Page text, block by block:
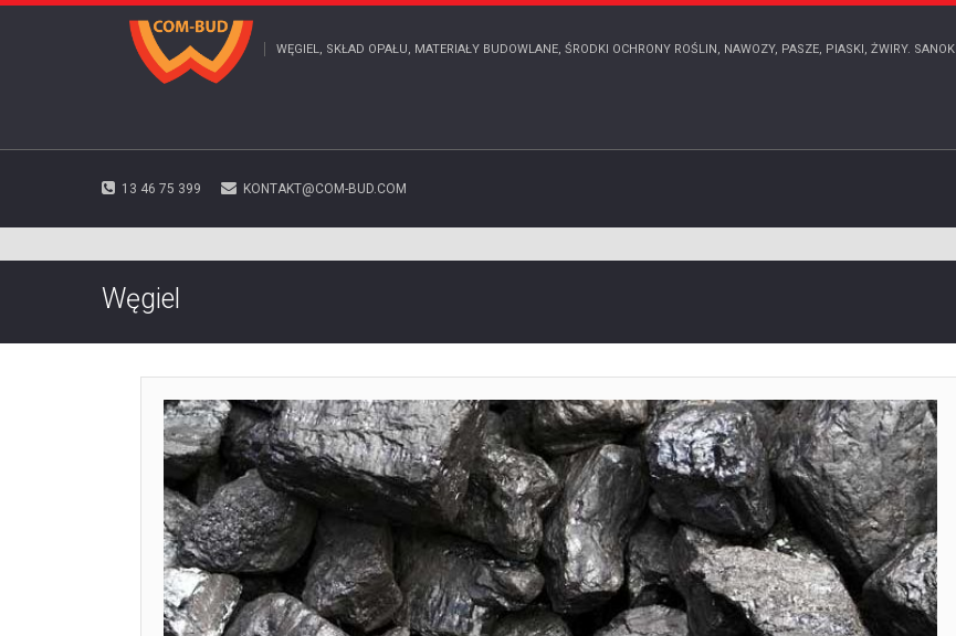
WĘGIEL, SKŁAD OPAŁU, MATERIAŁY BUDOWLANE, ŚRODKI OCHRONY ROŚLIN, NAWOZY, PASZE, PIASKI, ŻWIRY. SANOK
13 46 75 399 KONTAKT@COM-BUD.COM
Węgiel